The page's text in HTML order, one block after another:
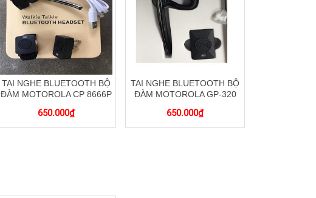
TAI NGHE BLUETOOTH BỘ
ĐÀM MOTOROLA CP 8666P
650.000₫
TAI NGHE BLUETOOTH BỘ
ĐÀM MOTOROLA GP-320
650.000₫